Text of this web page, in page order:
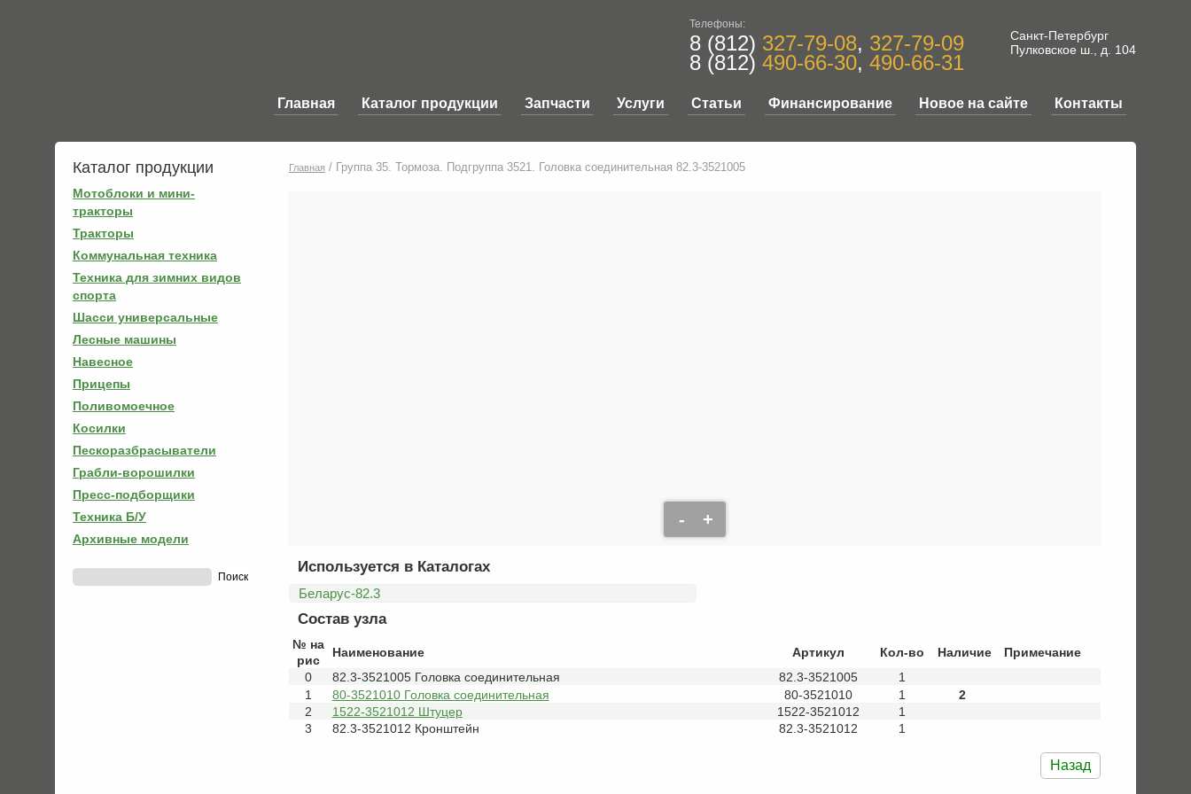
Телефоны:
8 (812) 327-79-08, 327-79-09
8 (812) 490-66-30, 490-66-31
Санкт-Петербург
Пулковское ш., д. 104
Главная Каталог продукции Запчасти Услуги Статьи Финансирование Новое на сайте Контакты
Каталог продукции
Мотоблоки и мини-
тракторы
Тракторы
Коммунальная техника
Техника для зимних видов
спорта
Шасси универсальные
Лесные машины
Навесное
Прицепы
Поливомоечное
Косилки
Пескоразбрасыватели
Грабли-ворошилки
Пресс-подборщики
Техника Б/У
Архивные модели
Главная / Группа 35. Тормоза. Подгруппа 3521. Головка соединительная 82.3-3521005
- +
Используется в Каталогах
Беларус-82.3
Состав узла
№ на
рис
Наименование Артикул Кол-во Наличие
Примечание
0
82.3-3521005 Головка соединительная 82.3-3521005
1
1
80-3521010 Головка соединительная 80-3521010 1
2
2
1522-3521012 Штуцер 1522-3521012
1
3
82.3-3521012 Кронштейн 82.3-3521012 1